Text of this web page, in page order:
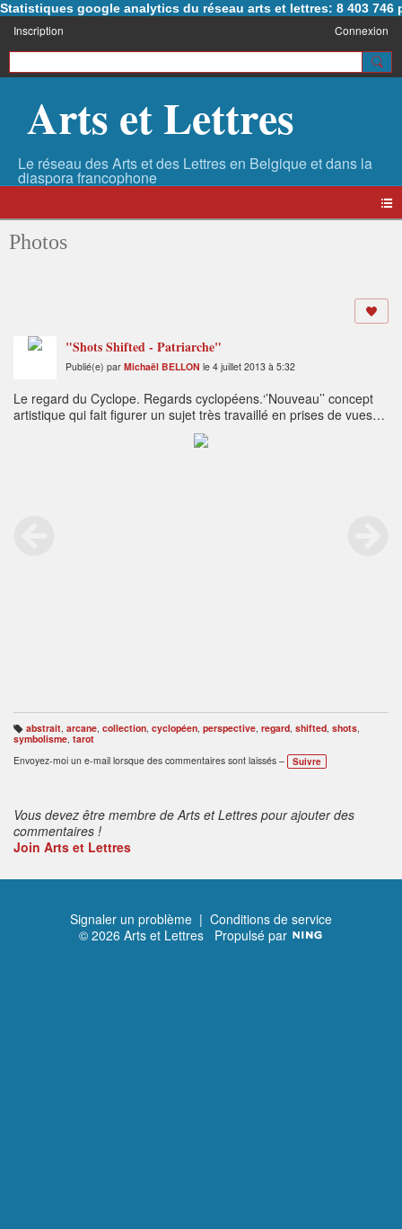
Statistiques google analytics du réseau arts et lettres: 8 403 746
Inscription Connexion
Arts et Lettres
Photos
"Shots Shifted - Patriarche"
Publié(e) par Michaël BELLON le 4 juillet 2013 à 5:32
Le regard du Cyclope. Regards cyclopéens.‘’Nouveau’’ concept
artistique qui fait figurer un sujet très travaillé en prises de vues
décalées, de nature à contraster les perspectives d’un
intérieur.‘’Patriarche“, collection "Les Arcanes Majeurs du Tarot",
B
ali
s
e
abstrait, arcane, collection, cyclopéen, perspective, regard, shifted, shots,
symbolisme tarot
Envoyez-moi un e-mail lorsque des commentaires sont laissés –
Suivre
Vous devez être membre de Arts et Lettres pour ajouter des
commentaires !
Join Arts et Lettres
Signaler un problème | Conditions de service
© 2026 Arts et Lettres Propulsé par